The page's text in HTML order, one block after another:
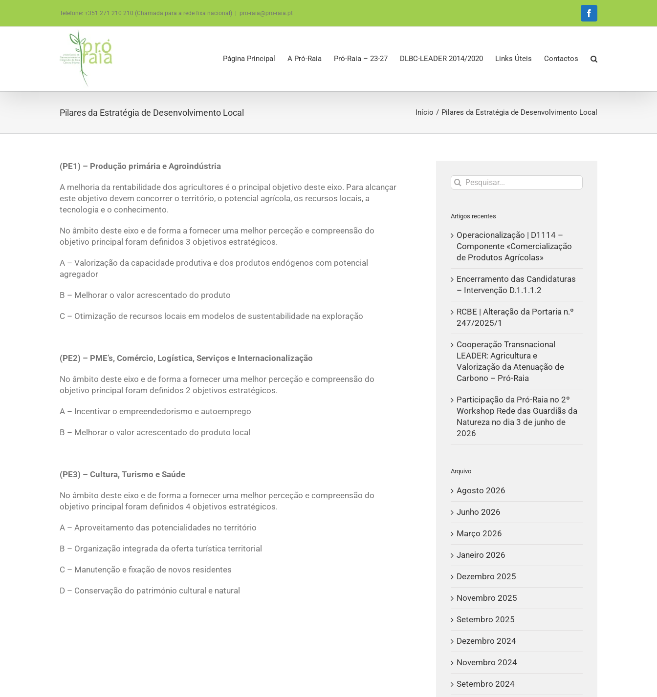
content
Telefone: +351 271 210 210 (Chamada para a rede fixa nacional) pro-raia@pro-raia.pt Facebook
Página Principal A Pró-Raia Pró-Raia – 23-27 DLBC-LEADER 2014/2020 Links Úteis Contactos
Pilares da Estratégia de Desenvolvimento Local Início Pilares da Estratégia de Desenvolvimento Local
(PE1) – Produção primária e Agroindústria
A melhoria da rentabilidade dos agricultores é o principal objetivo deste eixo. Para alcançar
este objetivo devem concorrer o território, o potencial agrícola, os recursos locais, a
tecnologia e o conhecimento.
No âmbito deste eixo e de forma a fornecer uma melhor perceção e compreensão do
objetivo principal foram definidos 3 objetivos estratégicos.
A – Valorização da capacidade produtiva e dos produtos endógenos com potencial
agregador
B – Melhorar o valor acrescentado do produto
C – Otimização de recursos locais em modelos de sustentabilidade na exploração
(PE2) – PME’s, Comércio, Logística, Serviços e Internacionalização
No âmbito deste eixo e de forma a fornecer uma melhor perceção e compreensão do
objetivo principal foram definidos 2 objetivos estratégicos.
A – Incentivar o empreendedorismo e autoemprego
B – Melhorar o valor acrescentado do produto local
(PE3) – Cultura, Turismo e Saúde
No âmbito deste eixo e de forma a fornecer uma melhor perceção e compreensão do
objetivo principal foram definidos 4 objetivos estratégicos.
A – Aproveitamento das potencialidades no território
B – Organização integrada da oferta turística territorial
C – Manutenção e fixação de novos residentes
D – Conservação do património cultural e natural
Pesquisar
Artigos recentes
Operacionalização | D1114 –
Componente «Comercialização
de Produtos Agrícolas»
Encerramento das Candidaturas
– Intervenção D.1.1.1.2
RCBE | Alteração da Portaria n.º
247/2025/1
Cooperação Transnacional
LEADER: Agricultura e
Valorização da Atenuação de
Carbono – Pró-Raia
Participação da Pró-Raia no 2º
Workshop Rede das Guardiãs da
Natureza no dia 3 de junho de
2026
Arquivo
Agosto 2026
Junho 2026
Março 2026
Janeiro 2026
Dezembro 2025
Novembro 2025
Setembro 2025
Dezembro 2024
Novembro 2024
Setembro 2024